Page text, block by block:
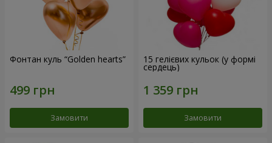
Фонтан куль “Golden hearts”
Замовити
15 гелієвих кульок (у формі
сердець)
Замовити